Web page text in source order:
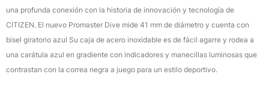
una profunda conexión con la historia de innovación y tecnología de
CITIZEN. El nuevo Promaster Dive mide 41 mm de diámetro y cuenta con
bisel giratorio azul Su caja de acero inoxidable es de fácil agarre y rodea a
una carátula azul en gradiente con indicadores y manecillas luminosas que
contrastan con la correa negra a juego para un estilo deportivo.